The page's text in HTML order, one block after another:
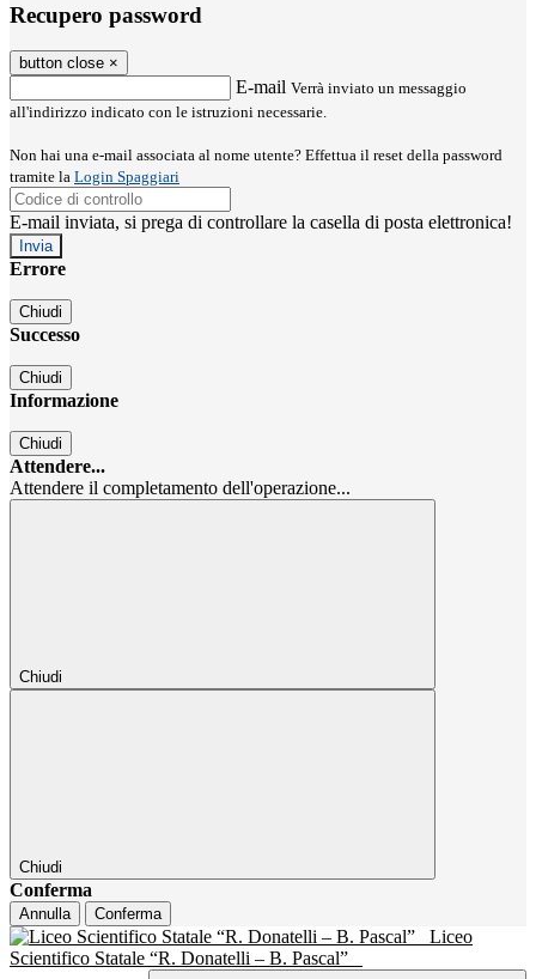
Recupero password
button close ×
E-mail Verrà inviato un messaggio
all'indirizzo indicato con le istruzioni necessarie.
Non hai una e-mail associata al nome utente? Effettua il reset della password
tramite la Login Spaggiari
E-mail inviata, si prega di controllare la casella di posta elettronica!
Errore
Chiudi
Successo
Chiudi
Informazione
Chiudi
Attendere...
Attendere il completamento dell'operazione...
Chiudi
Chiudi
Conferma
Annulla Conferma
Liceo
Scientifico Statale “R. Donatelli – B. Pascal”